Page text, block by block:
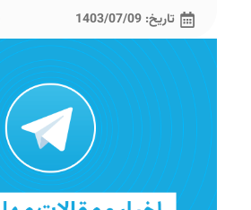
تاریخ: 1403/07/09